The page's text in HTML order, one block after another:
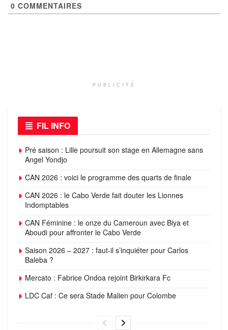
0 COMMENTAIRES
PUBLICITÉ
FIL INFO
Pré saison : Lille poursuit son stage en Allemagne sans
Angel Yondjo
CAN 2026 : voici le programme des quarts de finale
CAN 2026 : le Cabo Verde fait douter les Lionnes
Indomptables
CAN Féminine : le onze du Cameroun avec Biya et
Aboudi pour affronter le Cabo Verde
Saison 2026 – 2027 : faut-il s’inquiéter pour Carlos
Baleba ?
Mercato : Fabrice Ondoa rejoint Birkirkara Fc
LDC Caf : Ce sera Stade Malien pour Colombe